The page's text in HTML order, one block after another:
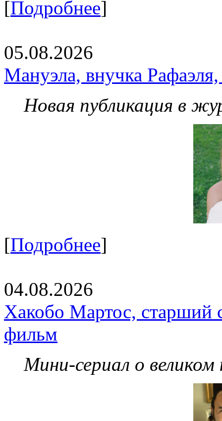
[Подробнее]
05.08.2026
Мануэла, внучка
Новая публикация в
[Подробнее]
04.08.2026
Хакобо Мартос, старший
фильм
Мини-сериал о великом